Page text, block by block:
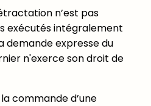
n’est pas
exécutés intégralement
demande expresse du
n'exerce son droit de
commande d’une